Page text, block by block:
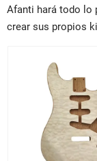
Afanti hará todo lo
crear sus propios